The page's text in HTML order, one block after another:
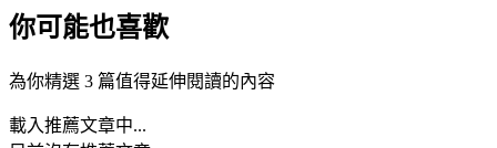
你可能也喜歡
為你精選 3 篇值得延伸閱讀的內容
載入推薦文章中...